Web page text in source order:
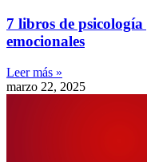
7 libros de
emocionales
Leer más »
marzo 22, 2025